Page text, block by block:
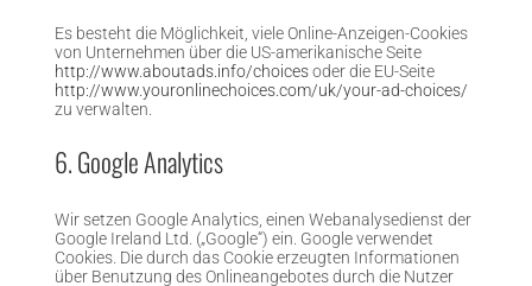
Es besteht die Möglichkeit, viele Online-Anzeigen-Cookies
von Unternehmen über die US-amerikanische Seite
http://www.aboutads.info/choicesoder die EU-Seite
http://www.youronlinechoices.com/uk/your-ad-choices/
zu verwalten.
6. Google Analytics
Wir setzen Google Analytics, einen Webanalysedienst der
Google Ireland Ltd. („Google“) ein. Google verwendet
Cookies. Die durch das Cookie erzeugten Informationen
über Benutzung des Onlineangebotes durch die Nutzer